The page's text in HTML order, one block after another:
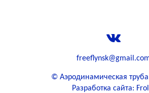
© Аэродинамическая
Разработка сайта: